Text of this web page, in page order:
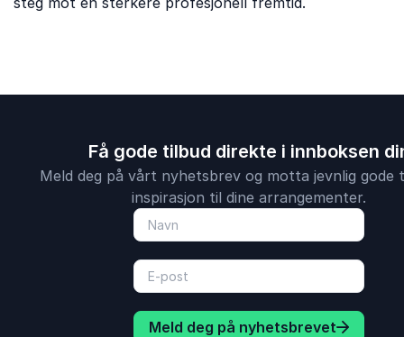
Få gode tilbud direkte i innboksen
Meld deg på vårt nyhetsbrev og motta jevnlig gode
inspirasjon til dine arrangementer.
Meld deg på nyhetsbrevet